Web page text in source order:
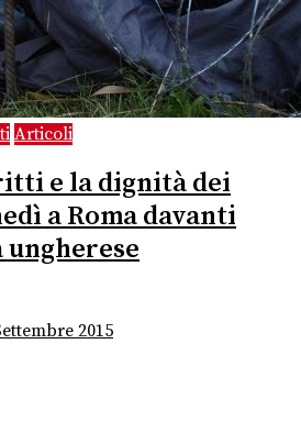
Articoli
e la dignità dei
a Roma davanti
ungherese
2015